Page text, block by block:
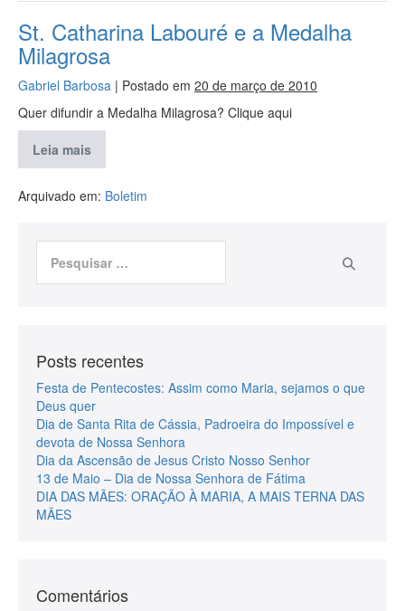
St. Catharina Labouré e a Medalha
Milagrosa
Gabriel Barbosa | Postado em 20 de março de 2010
Quer difundir a Medalha Milagrosa? Clique aqui
Leia mais
Arquivado em: Boletim
Posts recentes
Festa de Pentecostes: Assim como Maria, sejamos o que
Deus quer
Dia de Santa Rita de Cássia, Padroeira do Impossível e
devota de Nossa Senhora
Dia da Ascensão de Jesus Cristo Nosso Senhor
13 de Maio – Dia de Nossa Senhora de Fátima
DIA DAS MÃES: ORAÇÃO À MARIA, A MAIS TERNA DAS
MÃES
Comentários